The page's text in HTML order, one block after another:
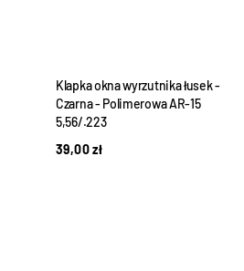
Klapka okna wyrzutnika łusek -
Czarna - Polimerowa AR-15
5,56/.223
39,00zł